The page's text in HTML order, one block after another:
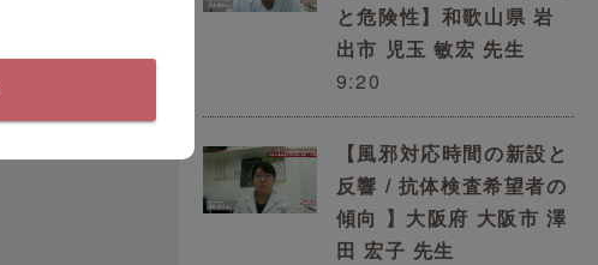
と危険性】和歌山県 岩
出市 児玉 敏宏 先生
9:20
【風邪対応時間の新設と
反響 / 抗体検査希望者の
傾向 】大阪府 大阪市 澤
田 宏子 先生